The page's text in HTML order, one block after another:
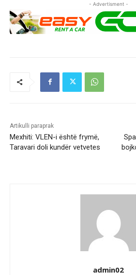
- Advertisment -
Artikulli paraprak
Mexhiti: VLEN-i është frymë,
Taravari doli kundër vetvetes
admin02